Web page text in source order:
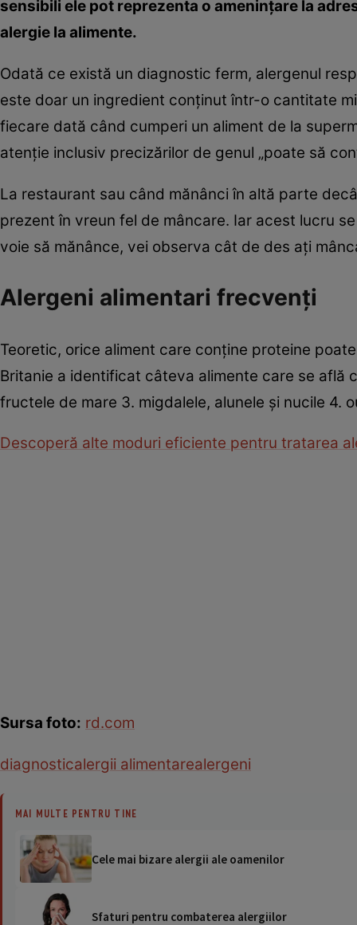
sensibili ele pot reprezenta o ameninţare la
alergie la alimente.
Odată ce există un diagnostic ferm, alergenul
este doar un ingredient conţinut într-o cantitate
fiecare dată când cumperi un aliment de la
atenţie inclusiv precizărilor de genul „poate să
La restaurant sau când mănânci în altă parte
prezent în vreun fel de mâncare. Iar acest lucru
voie să mănânce, vei observa cât de des aţi
Alergeni alimentari frecvenţi
Teoretic, orice aliment care conţine proteine
Britanie a identificat câteva alimente care se află
fructele de mare 3. migdalele, alunele şi nucile 4.
Descoperă alte moduri eficiente pentru tratarea
Sursa foto: rd.com
diagnosticalergii alimentarealergeni
MAI MULTE PENTRU TINE
Cele mai bizare alergii ale oamenilor
Sfaturi pentru combaterea alergiilor